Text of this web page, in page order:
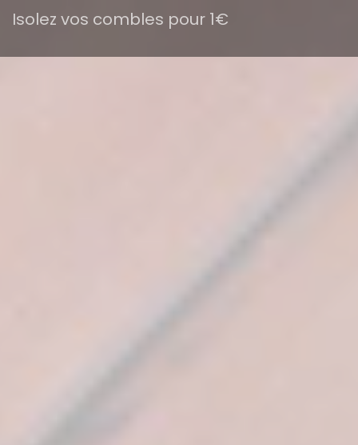
Isolez vos combles pour 1€